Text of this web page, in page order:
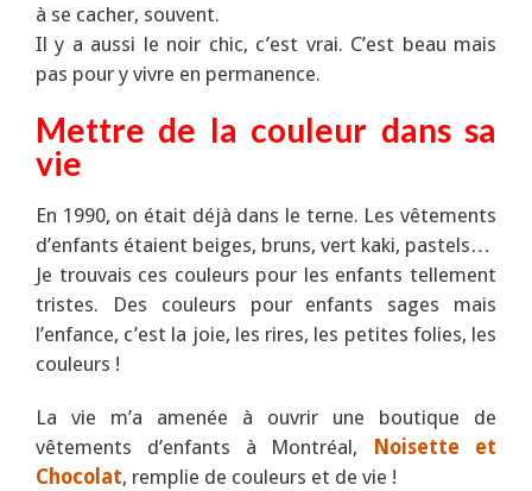
à se cacher, souvent.
Il y a aussi le noir chic, c’est vrai. C’est beau mais
pas pour y vivre en permanence.
Mettre de la couleur dans sa
vie
En 1990, on était déjà dans le terne. Les vêtements
d’enfants étaient beiges, bruns, vert kaki, pastels…
Je trouvais ces couleurs pour les enfants tellement
tristes. Des couleurs pour enfants sages mais
l’enfance, c’est la joie, les rires, les petites folies, les
couleurs !
La vie m’a amenée à ouvrir une boutique de
vêtements d’enfants à Montréal,
Noisette et
Chocolat, remplie de couleurs et de vie !